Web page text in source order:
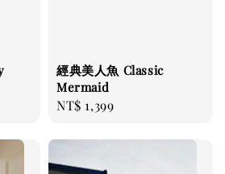
經典美人魚 Classic
Mermaid
Regular
NT$ 1,399